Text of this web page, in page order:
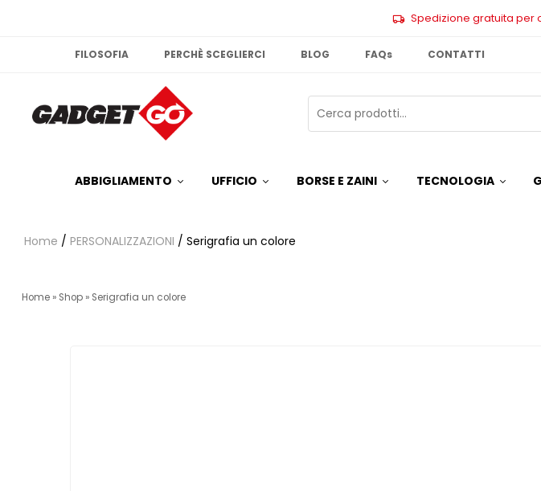
Spedizione gratuita per
FILOSOFIA PERCHÈ SCEGLIERCI BLOG FAQs CONTATTI
ABBIGLIAMENTO UFFICIO BORSE E ZAINI TECNOLOGIA
Home / PERSONALIZZAZIONI / Serigrafia un colore
Home » Shop » Serigrafia un colore